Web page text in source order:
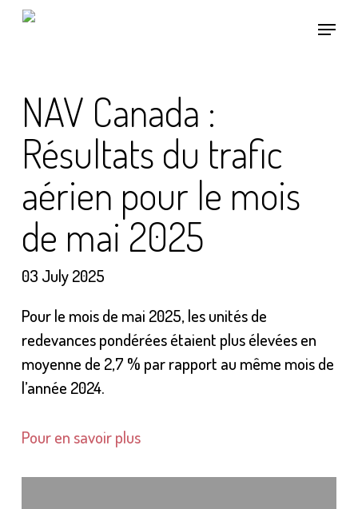
Skip
Menu
NAV Canada :
Résultats du trafic
aérien pour le mois
de mai 2025
03 July 2025
Pour le mois de mai 2025, les unités de
redevances pondérées étaient plus élevées en
moyenne de 2,7 % par rapport au même mois de
l’année 2024.
Pour en savoir plus